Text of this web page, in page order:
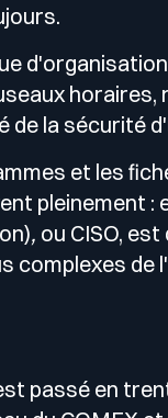
horaires,
de la sécurité
et les
pleinement :
, ou CISO,
complexes de
passé en